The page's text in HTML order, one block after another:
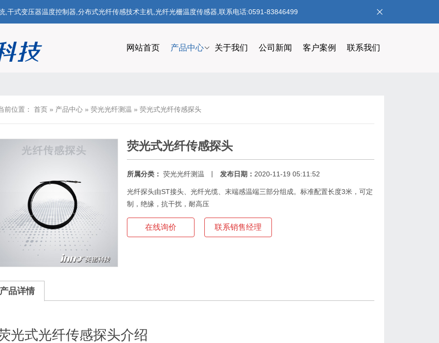
干式变压器温度控制器,分布式光纤传感技术主机,光纤光栅温度传感器,联系电话:0591-83846499
网站首页 产品中心 关于我们 公司新闻 客户案例 联系我们
前位置： 首页 » 产品中心 » 荧光光纤测温 » 荧光式光纤传感探头
荧光式光纤传感探头
所属分类： 荧光光纤测温 | 发布日期： 2020-11-19 05:11:52
光纤探头由ST接头、光纤光缆、末端感温端三部分组成。标准配置长度3米，可定
制，绝缘，抗干扰，耐高压
在线询价 联系销售经理
产品详情
光式光纤传感探头介绍